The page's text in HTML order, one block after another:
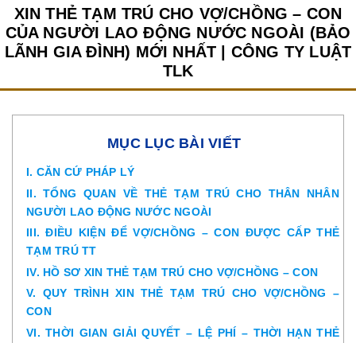
BẢNG GIÁ ĐÀO TẠO TUYỂN DỤNG LIÊN HỆ
XIN THẺ TẠM TRÚ CHO VỢ/CHỒNG – CON
CỦA NGƯỜI LAO ĐỘNG NƯỚC NGOÀI (BẢO
LÃNH GIA ĐÌNH) MỚI NHẤT | CÔNG TY LUẬT
TLK
MỤC LỤC BÀI VIẾT
I. CĂN CỨ PHÁP LÝ
II. TỔNG QUAN VỀ THẺ TẠM TRÚ CHO THÂN NHÂN
NGƯỜI LAO ĐỘNG NƯỚC NGOÀI
III. ĐIỀU KIỆN ĐỂ VỢ/CHỒNG – CON ĐƯỢC CẤP THẺ
TẠM TRÚ TT
IV. HỒ SƠ XIN THẺ TẠM TRÚ CHO VỢ/CHỒNG – CON
V. QUY TRÌNH XIN THẺ TẠM TRÚ CHO VỢ/CHỒNG –
CON
VI. THỜI GIAN GIẢI QUYẾT – LỆ PHÍ – THỜI HẠN THẺ